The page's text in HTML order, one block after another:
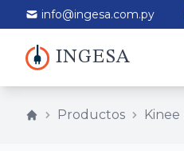
info@ingesa.com.py
INGESA
Productos Kinee